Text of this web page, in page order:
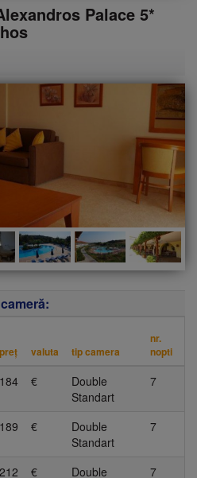
Palace 5*
preţ valuta tip camera
nr.
nopti
184 €
Double
Standart
7
189 €
Double
Standart
7
212 €
Double
7